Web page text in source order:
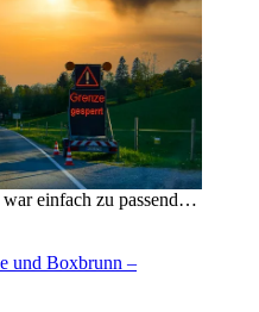
einfach zu passend…
und Boxbrunn –